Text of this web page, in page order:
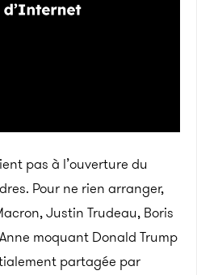
pas à l’ouverture du
Pour ne rien arranger,
Justin Trudeau, Boris
moquant Donald Trump
partagée par